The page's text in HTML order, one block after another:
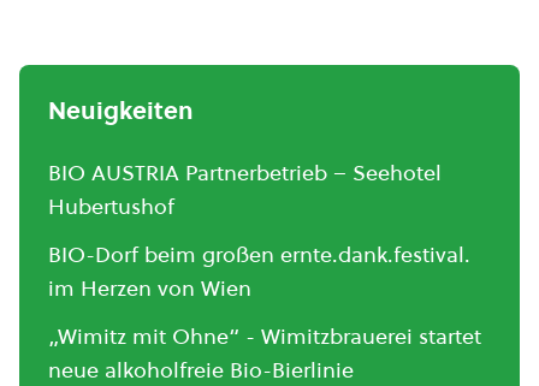
Neuigkeiten
BIO AUSTRIA Partnerbetrieb – Seehotel
Hubertushof
BIO-Dorf beim großen ernte.dank.festival.
im Herzen von Wien
„Wimitz mit Ohne“ - Wimitzbrauerei startet
neue alkoholfreie Bio-Bierlinie